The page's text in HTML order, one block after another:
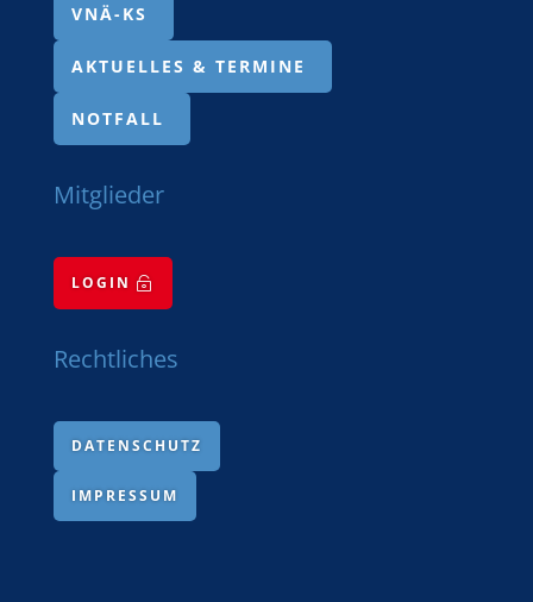
NOTFALL
AKTUELLES & TERMINE
VNÄ-KS
Mitglieder

LOGIN
Rechtliches
IMPRESSUM
DATENSCHUTZ